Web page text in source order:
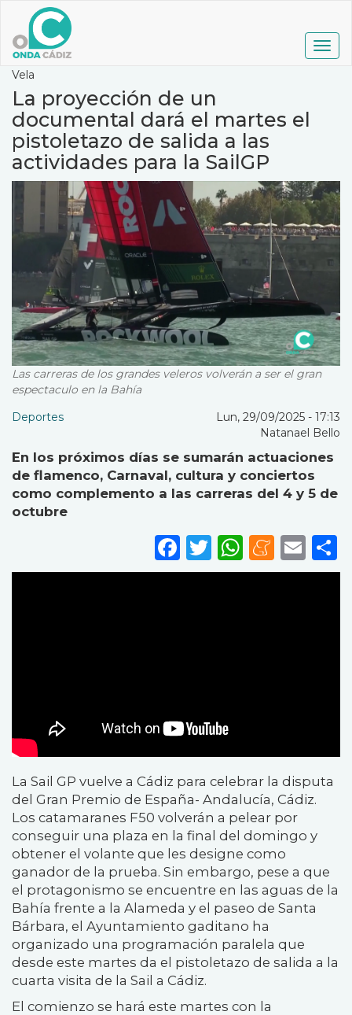
contenido
principal
Vela
La proyección de un
documental dará el martes el
pistoletazo de salida a las
actividades para la SailGP
Las carreras de los grandes veleros volverán a ser el gran
espectaculo en la Bahía
Deportes
Lun, 29/09/2025 - 17:13
Natanael Bello
En los próximos días se sumarán actuaciones
de flamenco, Carnaval, cultura y conciertos
como complemento a las carreras del 4 y 5 de
octubre
Facebook
Twitter
La Sail GP vuelve a Cádiz para celebrar la disputa
del Gran Premio de España- Andalucía, Cádiz.
Los catamaranes F50 volverán a pelear por
conseguir una plaza en la final del domingo y
obtener el volante que les designe como
ganador de la prueba. Sin embargo, pese a que
el protagonismo se encuentre en las aguas de la
Bahía frente a la Alameda y el paseo de Santa
Bárbara, el Ayuntamiento gaditano ha
organizado una programación paralela que
desde este martes da el pistoletazo de salida a la
cuarta visita de la Sail a Cádiz.
El comienzo se hará este martes con la